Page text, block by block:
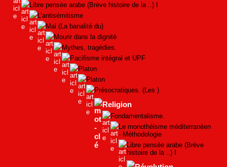
Libre pensée arabe (Brève histoire de la ..) I
L’antisémitisme
Mal (La banalité du)
Mourir dans la dignité
Mythes, tragédies.
Pacifisme intégral et UPF
Platon
Platon
Présocratiques. (Les )
Religion
Fondamentalisme.
Le monothéisme méditerranéen
- Méthodologie
Libre pensée arabe (Brève
histoire de la ..) I